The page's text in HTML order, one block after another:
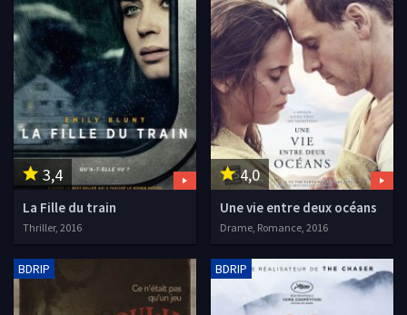
3,4
La Fille du train
Thriller, 2016
4,0
Une vie entre deux océans
Drame, Romance, 2016
BDRIP BDRIP